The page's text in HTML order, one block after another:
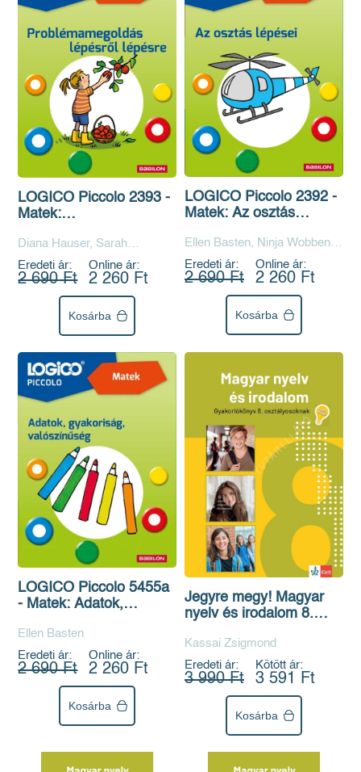
LOGICO Piccolo 2393 -
Matek:
lépésről lépésre
Diana Hauser, Sarah
Ringwald
Eredeti ár:
2 690 Ft
Online ár:
2 260 Ft
Kosárba
LOGICO Piccolo 2392 -
Matek: Az osztás
Ellen Basten, Ninja Wobben,
Saskia Refke
Eredeti ár:
2 690 Ft
Online ár:
2 260 Ft
Kosárba
LOGICO Piccolo 5455a
- Matek: Adatok,
valószínűségszámítás
Ellen Basten
Eredeti ár:
2 690 Ft
Online ár:
2 260 Ft
Kosárba
Jegyre megy! Magyar
nyelv és irodalom 8.
Kassai Zsigmond
Eredeti ár:
3 990 Ft
Kötött ár:
3 591 Ft
Kosárba